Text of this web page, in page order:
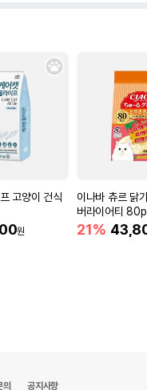
9601
2026.12.05이거나 그
됩니다.
한 명시된 경우, 해당
다.
고양이 건식
원
이나바 츄르 닭
버라이어티
21%
의 공지사항